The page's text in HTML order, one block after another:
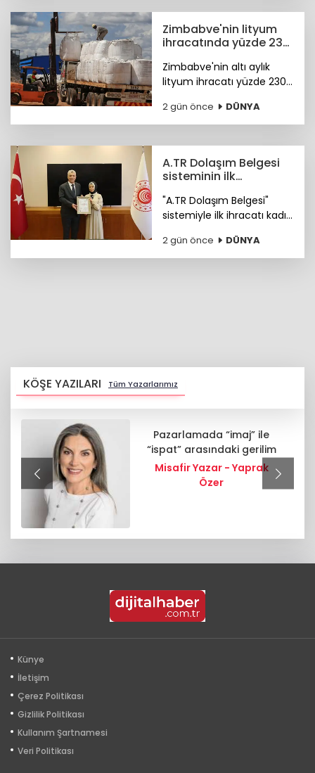
Zimbabve'nin lityum
ihracatında yüzde 230
Zimbabve'nin altı aylık
lityum ihracatı yüzde 230
2 gün önce DÜNYA
A.TR Dolaşım Belgesi
sisteminin ilk
Özçelik oldu
"A.TR Dolaşım Belgesi"
sistemiyle ilk ihracatı kadın
yaptı.
2 gün önce DÜNYA
KÖŞE YAZILARI Tüm Yazarlarımız
Pazarlamada “imaj” ile
“ispat” arasındaki gerilim
Misafir Yazar - Yaprak
Özer
Künye
İletişim
Çerez Politikası
Gizlilik Politikası
Kullanım Şartnamesi
Veri Politikası